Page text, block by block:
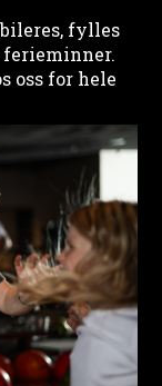
fylles
ferieminner.
oss for hele